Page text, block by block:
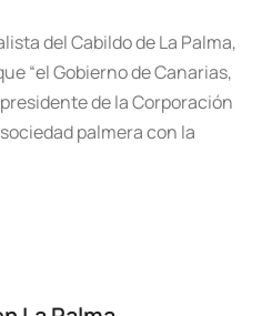
del Cabildo de La Palma,
“el Gobierno de Canarias,
de la Corporación
palmera con la